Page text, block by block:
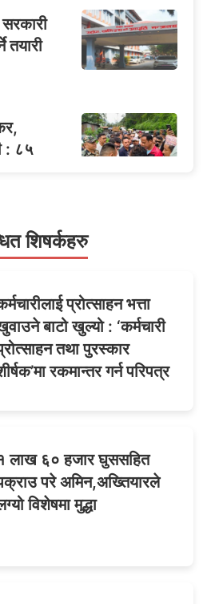
तयारी
: ८५
लोकसेवा
शिषर्कहरु
प्रोत्साहन भत्ता
बाटो खुल्यो : ‘कर्मचारी
तथा पुरस्कार
रकमान्तर गर्न परिपत्र
लाख ६० हजार घुससहित
परे अमिन,अख्तियारले
विशेषमा मुद्धा